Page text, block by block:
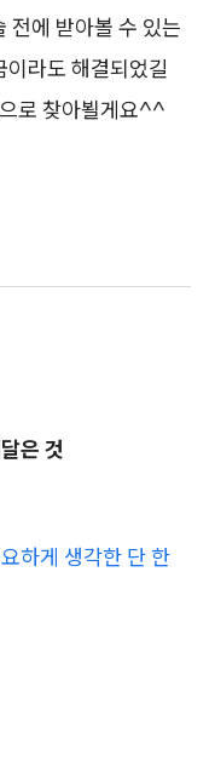
전에 받아볼 수 있는
라도 해결되었길
로 찾아뵐게요^^
은 것
하게 생각한 단 한